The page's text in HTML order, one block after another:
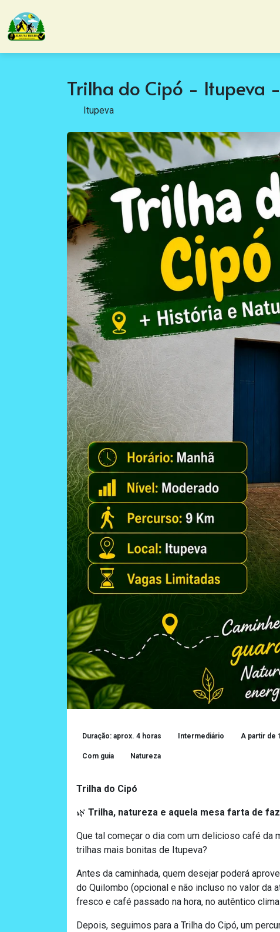
Trilha do Cipó - Itupeva -
Itupeva
Duração: aprox. 4 horas Intermediário A partir de
Com guia Natureza
Trilha do Cipó
🌿 Trilha, natureza e aquela mesa farta de
Que tal começar o dia com um delicioso café da
trilhas mais bonitas de Itupeva?
Antes da caminhada, quem desejar poderá
do Quilombo (opcional e não incluso no valor da
fresco e café passado na hora, no autêntico
Depois, seguimos para a Trilha do Cipó, um